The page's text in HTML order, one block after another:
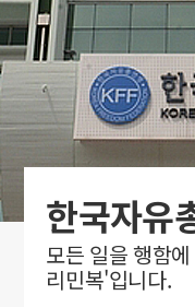
한국자유
모든 일을 행함
리민복'입니다.